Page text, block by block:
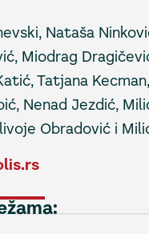
Nataša
Miodrag
Tatjana
Nenad Jezdić,
Obradović i